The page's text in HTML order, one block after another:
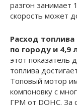
разгон занимает
скорость может
Расход
по городу и 4,9
этот показатель
топлива
Топовый мотор
компоновку с
ГРМ от DOHC. За